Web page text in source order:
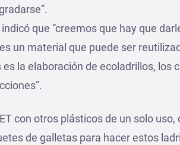
que “creemos que hay que
un material que puede ser
la elaboración de ecoladrillos, los
con otros plásticos de un solo
de galletas para hacer estos